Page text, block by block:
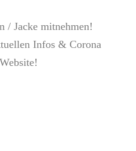
/ Jacke mitnehmen!
Infos & Corona